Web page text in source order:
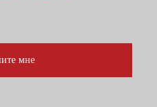
мне